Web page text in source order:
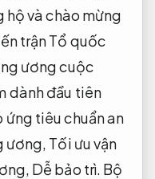
hộ và chào mừng
trận Tổ quốc
ương cuộc
dành đầu tiên
ứng tiêu chuẩn an
ương, Tối ưu vận
Dễ bảo trì. Bộ